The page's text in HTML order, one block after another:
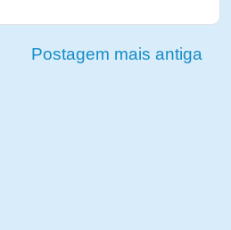
Postagem mais antiga